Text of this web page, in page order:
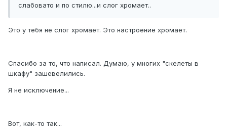
слабовато и по стилю...и слог хромает..
Это у тебя не слог хромает. Это настроение хромает.
Спасибо за то, что написал. Думаю, у многих "скелеты в
шкафу" зашевелились.
Я не исключение...
Вот, как-то так...